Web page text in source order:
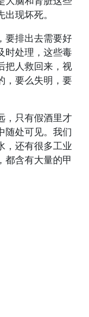
现坏死。
要排出去需要好
时处理，这些毒
把人救回来，视
，要么失明，要
，只有假酒里才
随处可见。我们
，还有很多工业
都含有大量的甲